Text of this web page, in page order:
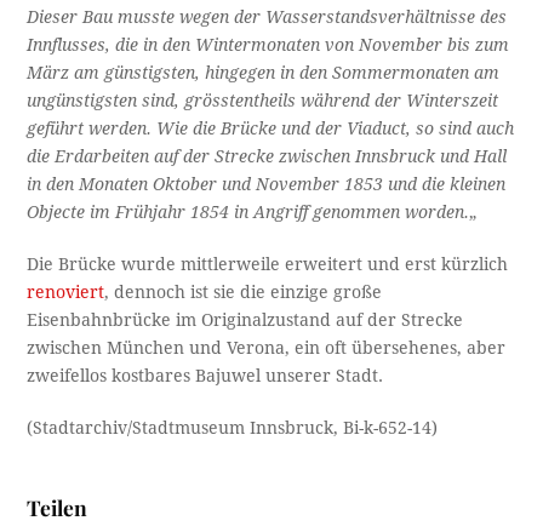
Dieser Bau musste wegen der Wasserstandsverhältnisse des
Innflusses, die in den Wintermonaten von November bis zum
März am günstigsten, hingegen in den Sommermonaten am
ungünstigsten sind, grösstentheils während der Winterszeit
geführt werden. Wie die Brücke und der Viaduct, so sind auch
die Erdarbeiten auf der Strecke zwischen Innsbruck und Hall
in den Monaten Oktober und November 1853 und die kleinen
Objecte im Frühjahr 1854 in Angriff genommen worden.„
Die Brücke wurde mittlerweile erweitert und erst kürzlich
renoviert, dennoch ist sie die einzige große
Eisenbahnbrücke im Originalzustand auf der Strecke
zwischen München und Verona, ein oft übersehenes, aber
zweifellos kostbares Bajuwel unserer Stadt.
(Stadtarchiv/Stadtmuseum Innsbruck, Bi-k-652-14)
Teilen